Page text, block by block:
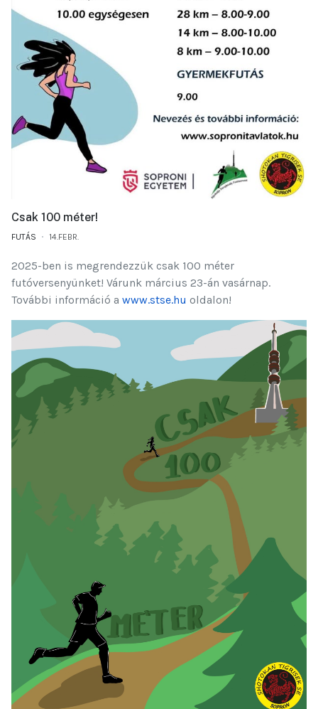
Csak 100 méter!
FUTÁS 14.FEBR.
2025-ben is megrendezzük csak 100 méter
futóversenyünket! Várunk március 23-án vasárnap.
További információ a www.stse.hu oldalon!